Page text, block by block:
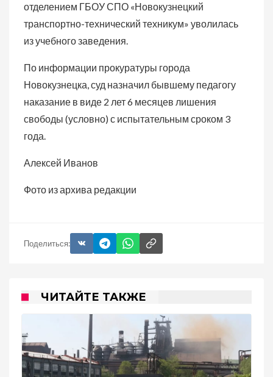
отделением ГБОУ СПО «Новокузнецкий
транспортно-технический техникум» уволилась
из учебного заведения.
По информации прокуратуры города
Новокузнецка, суд назначил бывшему педагогу
наказание в виде 2 лет 6 месяцев лишения
свободы (условно) с испытательным сроком 3
года.
Алексей Иванов
Фото из архива редакции
Поделиться:
ЧИТАЙТЕ ТАКЖЕ